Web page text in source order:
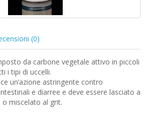
(0)
da carbone vegetale attivo in piccoli
i tipi di uccelli.
un’azione astringente contro
e diarree e deve essere lasciato a
o miscelato al grit.